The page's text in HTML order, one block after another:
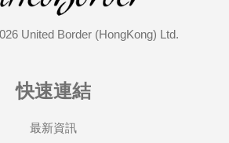
United Border (HongKong) Ltd.
快速連結
最新資訊